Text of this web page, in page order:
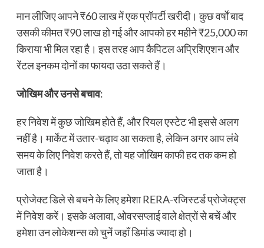
मान लीजिए आपने ₹60 लाख में एक प्रॉपर्टी खरीदी। कुछ वर्षों बाद
उसकी कीमत ₹90 लाख हो गई और आपको हर महीने ₹25,000 का
किराया भी मिल रहा है। इस तरह आप कैपिटल अप्रिशिएशन और
रेंटल इनकम दोनों का फायदा उठा सकते हैं।
जोखिम और उनसे बचाव:
हर निवेश में कुछ जोखिम होते हैं, और रियल एस्टेट भी इससे अलग
नहीं है। मार्केट में उतार-चढ़ाव आ सकता है, लेकिन अगर आप लंबे
समय के लिए निवेश करते हैं, तो यह जोखिम काफी हद तक कम हो
जाता है।
प्रोजेक्ट डिले से बचने के लिए हमेशा RERA-रजिस्टर्ड प्रोजेक्ट्स
में निवेश करें। इसके अलावा, ओवरसप्लाई वाले क्षेत्रों से बचें और
हमेशा उन लोकेशन्स को चुनें जहाँ डिमांड ज्यादा हो।